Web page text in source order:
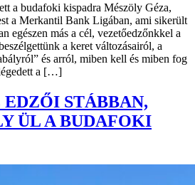
a budafoki kispadra Mészöly Géza,
a Merkantil Bank Ligában, ami sikerült
egészen más a cél, vezetőedzőnkkel a
a keret változásairól, a
és arról, miben kell és miben fog
a […]
STÁBBAN,
ÜL A BUDAFOKI